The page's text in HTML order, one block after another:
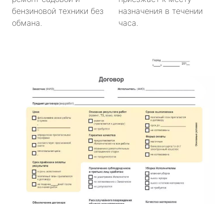
бензиновой техники без
обмана.
назначения в течении
часа.